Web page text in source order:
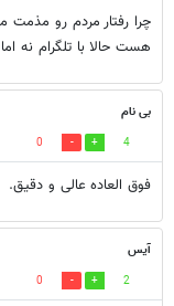
چرا رفتار مردم رو
هست حالا با تلگرام نه
بی نام
4
0
فوق العاده عالی و دقیق.
آیس
2
0